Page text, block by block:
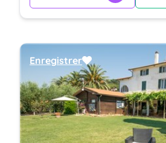
Enregistrer